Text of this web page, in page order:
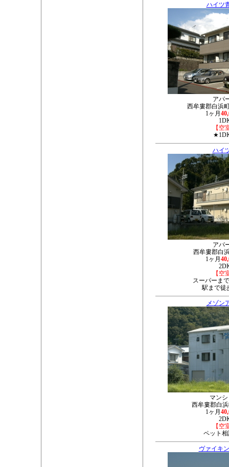
ハイツ
アパ
西牟婁郡白浜
1ヶ月
【空
ハイ
アパ
西牟婁郡白
1ヶ月
【空
スーパーま
駅まで徒
メゾン
マン
西牟婁郡白
1ヶ月
【空
ペット
ヴァイキ